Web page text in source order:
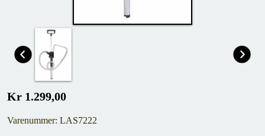
Kr 1.299,00
Varenummer: LAS7222